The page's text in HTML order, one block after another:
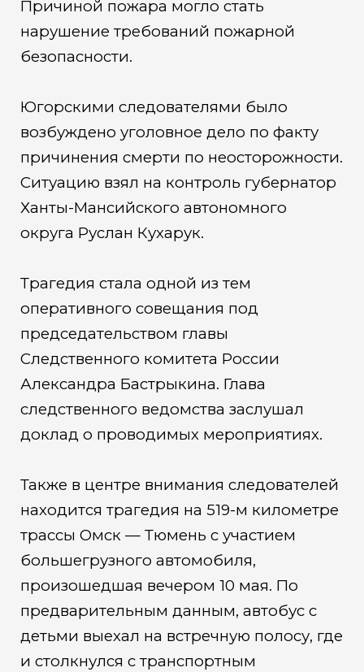
Причиной пожара могло стать
нарушение требований пожарной
безопасности.
Югорскими следователями было
возбуждено уголовное дело по факту
причинения смерти по неосторожности.
Ситуацию взял на контроль губернатор
Ханты-Мансийского автономного
округа Руслан Кухарук.
Трагедия стала одной из тем
оперативного совещания под
председательством главы
Следственного комитета России
Александра Бастрыкина. Глава
следственного ведомства заслушал
доклад о проводимых мероприятиях.
Также в центре внимания следователей
находится трагедия на 519-м километре
трассы Омск — Тюмень с участием
большегрузного автомобиля,
произошедшая вечером 10 мая. По
предварительным данным, автобус с
детьми выехал на встречную полосу, где
и столкнулся с транспортным